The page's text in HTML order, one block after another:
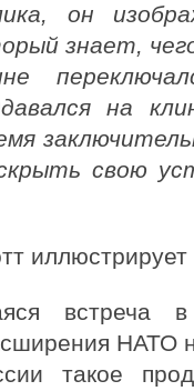
он
знает,
на
свою
встреча
НАТО
такое